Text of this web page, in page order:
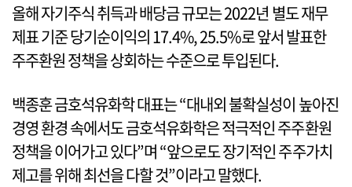
올해 자기주식 취득과 배당금 규모는 2022년 별도 재무
제표 기준 당기순이익의 17.4%, 25.5%로 앞서 발표한
주주환원 정책을 상회하는 수준으로 투입된다.
백종훈 금호석유화학 대표는 “대내외 불확실성이 높아진
경영 환경 속에서도 금호석유화학은 적극적인 주주환원
정책을 이어가고 있다”며 “앞으로도 장기적인 주주가치
제고를 위해 최선을 다할 것”이라고 말했다.